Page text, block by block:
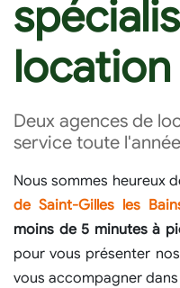
location
Deux agences de
service toute l'année
Nous sommes heureux
de Saint-Gilles les
moins de 5 minutes à
pour vous présenter
vous accompagner